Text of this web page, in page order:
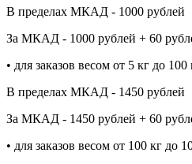
В пределах МКАД - 1000 рублей
За МКАД - 1000 рублей + 60
• для заказов весом от 5 кг до 100
В пределах МКАД - 1450 рублей
За МКАД - 1450 рублей + 60
• для заказов весом от 100 кг до